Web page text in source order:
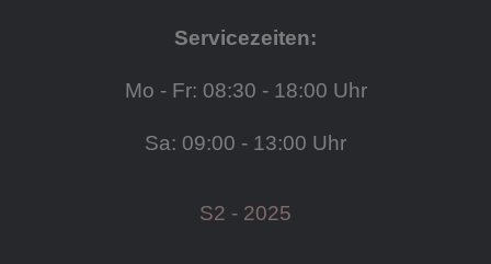
Servicezeiten:
Mo - Fr: 08:30 - 18:00 Uhr
Sa: 09:00 - 13:00 Uhr
S2 - 2025